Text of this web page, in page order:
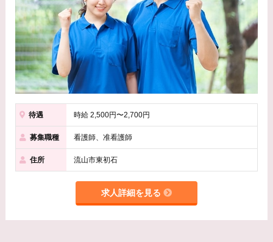
待遇 時給 2,500円〜2,700円
募集職種 看護師、准看護師
住所 流山市東初石
求人詳細を見る